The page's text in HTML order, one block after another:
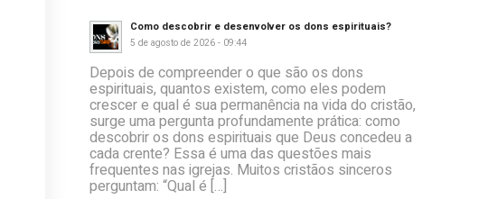
Como descobrir e desenvolver os dons espirituais?
5 de agosto de 2026 - 09:44
Depois de compreender o que são os dons
espirituais, quantos existem, como eles podem
crescer e qual é sua permanência na vida do cristão,
surge uma pergunta profundamente prática: como
descobrir os dons espirituais que Deus concedeu a
cada crente? Essa é uma das questões mais
frequentes nas igrejas. Muitos cristãos sinceros
perguntam: “Qual é […]